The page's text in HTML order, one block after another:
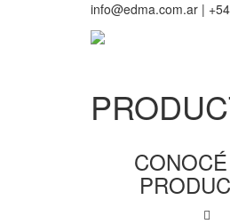
info@edma.com.ar |